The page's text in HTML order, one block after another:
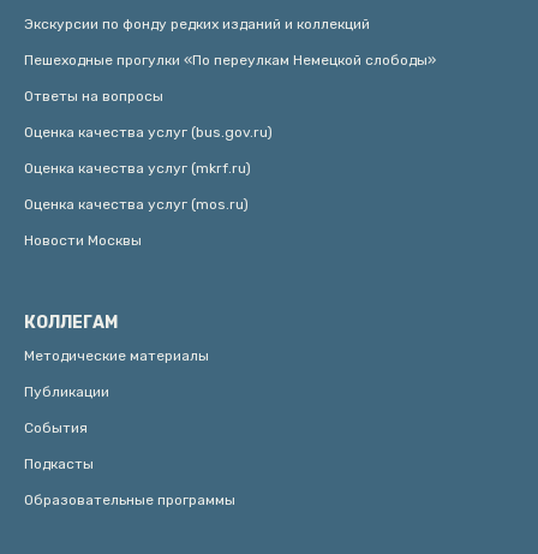
Экскурсии по фонду редких изданий и коллекций
Пешеходные прогулки «По переулкам Немецкой слободы»
Ответы на вопросы
Оценка качества услуг (bus.gov.ru)
Оценка качества услуг (mkrf.ru)
Оценка качества услуг (mos.ru)
Новости Москвы
КОЛЛЕГАМ
Методические материалы
Публикации
События
Подкасты
Образовательные программы